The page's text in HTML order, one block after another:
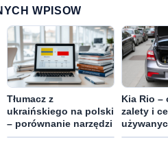
WPISOW
Tłumacz z
ukraińskiego na polski
– porównanie narzędzi
Kia Rio –
zalety i